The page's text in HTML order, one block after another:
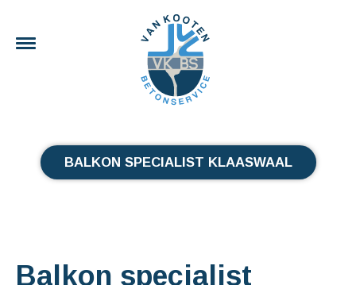
BALKON SPECIALIST KLAASWAAL
Balkon specialist